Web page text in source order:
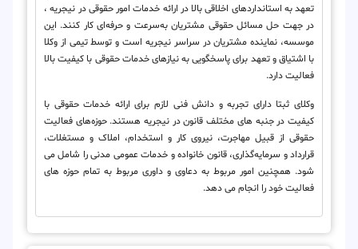
تعهد به استانداردهای اخلاقی بالا در ارائه خدمات امور حقوقی در نیجریه ،
در جهت حل مسائل حقوقی مشتریان به‌سرعت و حرفه‌ای کار کنند. این
موسسه، نماینده مشتریان در سراسر نیجریه است و توسط تیمی از وکلا
با اشتیاق و تعهد برای پاسخگویی به نیازهای خدمات حقوقی با کیفیت بالا
فعالیت دارد.
وکلای ثبتا دارای تجربه و دانش فنی لازم برای ارائه خدمات حقوقی با
کیفیت در جنبه های مختلف قانون در نیجریه هستند. حوزه‌های فعالیت
حقوقی از قبیل مهاجرت، نیروی کار و استخدام، املاک و مستغلات،
قرارداد و سرمایه‌گذاری، قانون خانواده و خدمات عمومی مدنی را شامل می
شود. همچنین امور مربوط به دعاوی و داوری مربوط به تمام حوزه های
فعالیت خود را انجام می دهد.